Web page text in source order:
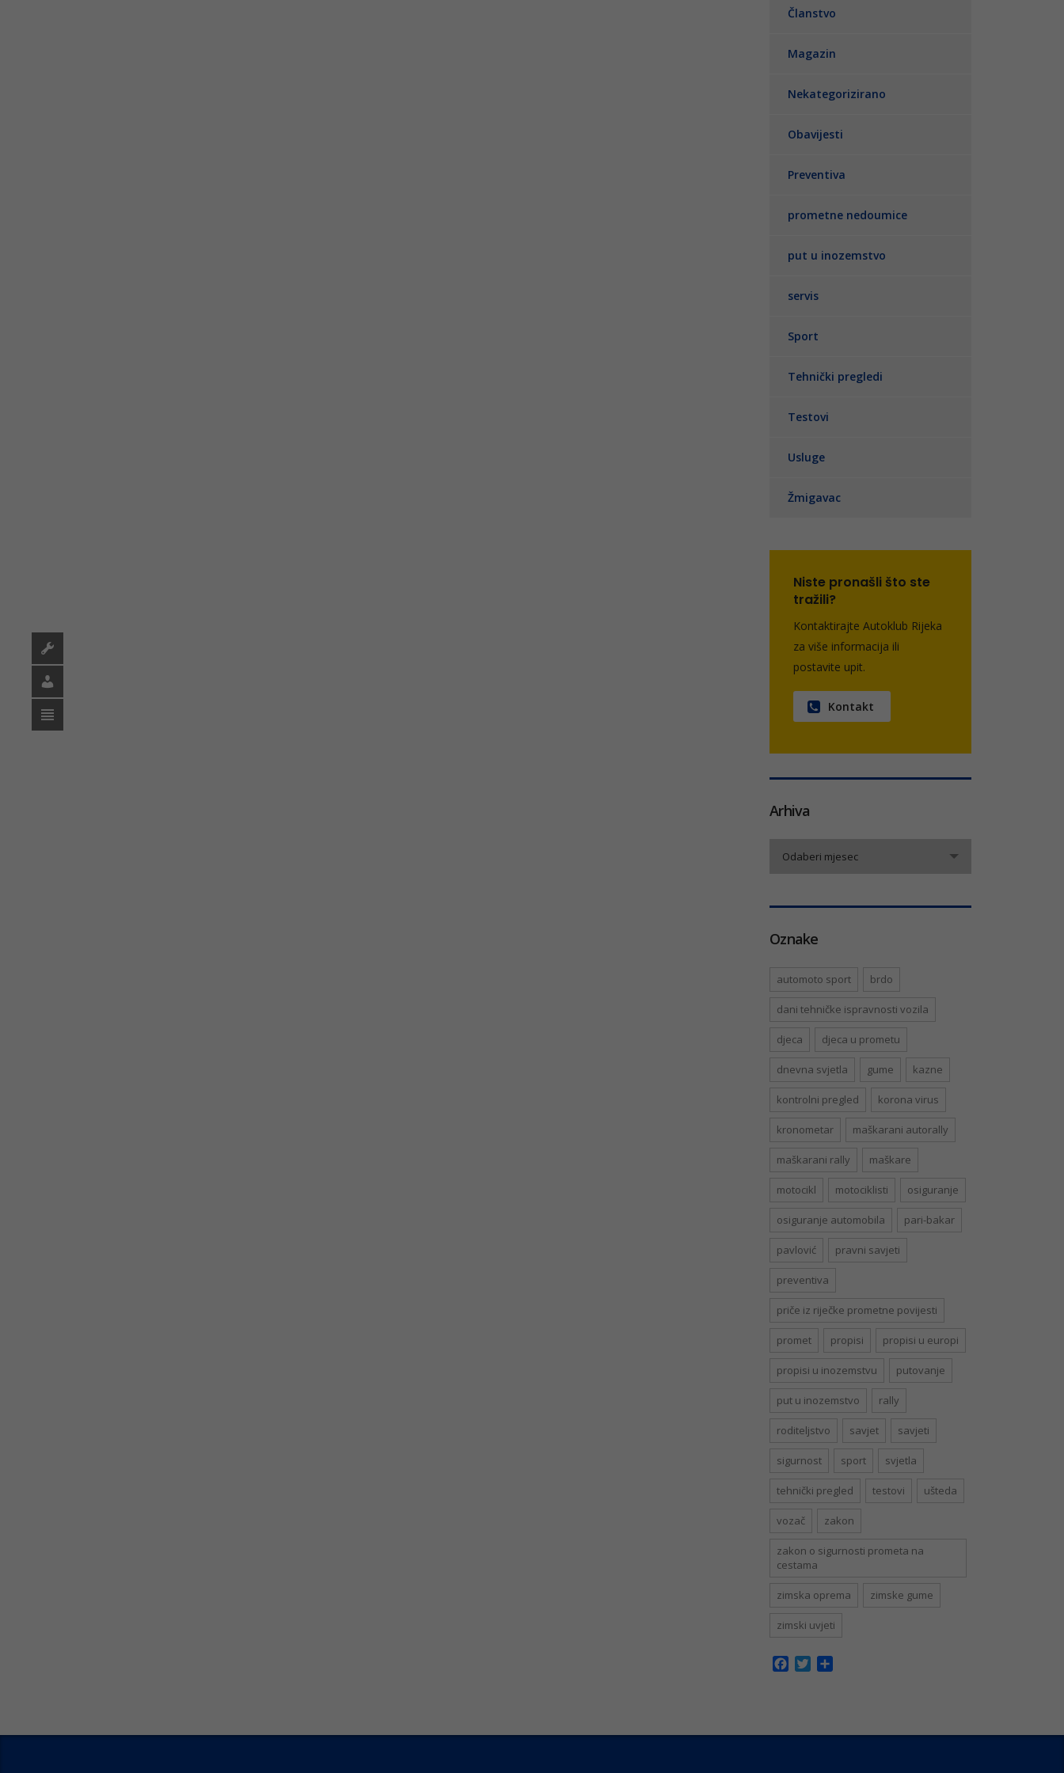
Članstvo
Magazin
Nekategorizirano
Obavijesti
Preventiva
prometne nedoumice
put u inozemstvo
servis
Sport
Tehnički pregledi
Testovi
Usluge
Žmigavac
Niste pronašli što ste
tražili?
Kontaktirajte Autoklub Rijeka
za više informacija ili
postavite upit.
Kontakt
Arhiva
Odaberi mjesec
Oznake
automoto sport brdo
dani tehničke ispravnosti vozila
djeca djeca u prometu
dnevna svjetla gume kazne
kontrolni pregled korona virus
kronometar maškarani autorally
maškarani rally maškare
motocikl motociklisti osiguranje
osiguranje automobila pari-bakar
pavlović pravni savjeti
preventiva
priče iz riječke prometne povijesti
promet propisi propisi u europi
propisi u inozemstvu putovanje
put u inozemstvo rally
roditeljstvo savjet savjeti
sigurnost sport svjetla
tehnički pregled testovi ušteda
vozač zakon
zakon o sigurnosti prometa na
cestama
zimska oprema zimske gume
zimski uvjeti
Facebook
Twitter